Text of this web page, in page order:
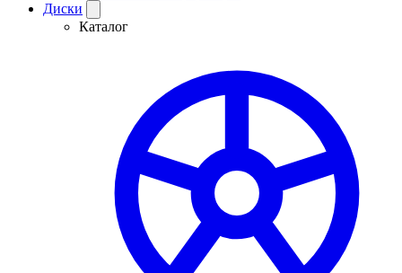
Диски
Каталог